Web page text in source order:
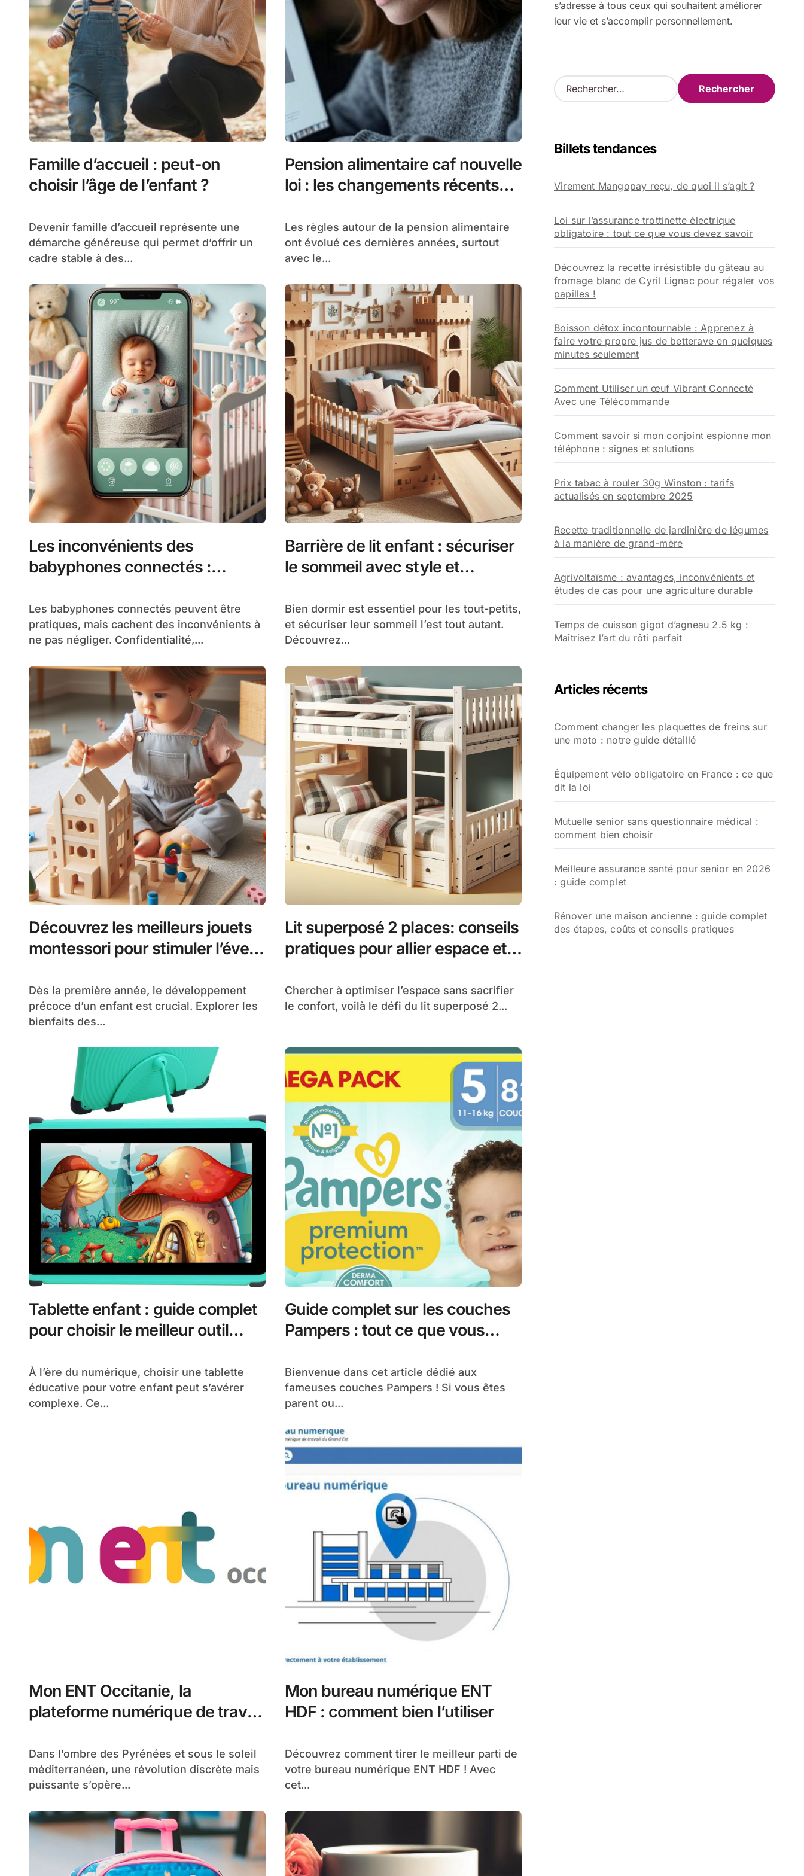
Famille d’accueil : peut-on
choisir l’âge de l’enfant ?
Devenir famille d’accueil représente une
démarche généreuse qui permet d’offrir un
cadre stable à des...
Pension alimentaire caf nouvelle
loi : les changements récents
Les règles autour de la pension alimentaire
ont évolué ces dernières années, surtout
avec le...
Les inconvénients des
babyphones connectés :
sommeil de votre enfant
Les babyphones connectés peuvent être
pratiques, mais cachent des inconvénients à
ne pas négliger. Confidentialité,...
Barrière de lit enfant : sécuriser
le sommeil avec style et
Bien dormir est essentiel pour les tout-petits,
et sécuriser leur sommeil l’est tout autant.
Découvrez...
Découvrez les meilleurs jouets
montessori pour stimuler l’éveil
Dès la première année, le développement
précoce d’un enfant est crucial. Explorer les
bienfaits des...
Lit superposé 2 places: conseils
pratiques pour allier espace et
Chercher à optimiser l’espace sans sacrifier
le confort, voilà le défi du lit superposé 2...
Tablette enfant : guide complet
pour choisir le meilleur outil
À l’ère du numérique, choisir une tablette
éducative pour votre enfant peut s’avérer
complexe. Ce...
Guide complet sur les couches
Pampers : tout ce que vous
Bienvenue dans cet article dédié aux
fameuses couches Pampers ! Si vous êtes
parent ou...
Mon ENT Occitanie, la
plateforme numérique de travail
Dans l’ombre des Pyrénées et sous le soleil
méditerranéen, une révolution discrète mais
puissante s’opère...
Mon bureau numérique ENT
HDF : comment bien l’utiliser
Découvrez comment tirer le meilleur parti de
votre bureau numérique ENT HDF ! Avec
cet...
s’adresse à tous ceux qui souhaitent améliorer
leur vie et s’accomplir personnellement.
R
e
r
e
r
:
Billets tendances
Virement Mangopay reçu, de quoi il s’agit ?
Loi sur l’assurance trottinette électrique
obligatoire : tout ce que vous devez savoir
Découvrez la recette irrésistible du gâteau au
fromage blanc de Cyril Lignac pour régaler vos
papilles !
Boisson détox incontournable : Apprenez à
faire votre propre jus de betterave en quelques
minutes seulement
Comment Utiliser un œuf Vibrant Connecté
Avec une Télécommande
Comment savoir si mon conjoint espionne mon
téléphone : signes et solutions
Prix tabac à rouler 30g Winston : tarifs
actualisés en septembre 2025
Recette traditionnelle de jardinière de légumes
à la manière de grand-mère
Agrivoltaïsme : avantages, inconvénients et
études de cas pour une agriculture durable
Temps de cuisson gigot d’agneau 2.5 kg :
Maîtrisez l’art du rôti parfait
Articles récents
Comment changer les plaquettes de freins sur
une moto : notre guide détaillé
Équipement vélo obligatoire en France : ce que
dit la loi
Mutuelle senior sans questionnaire médical :
comment bien choisir
Meilleure assurance santé pour senior en 2026
: guide complet
Rénover une maison ancienne : guide complet
des étapes, coûts et conseils pratiques